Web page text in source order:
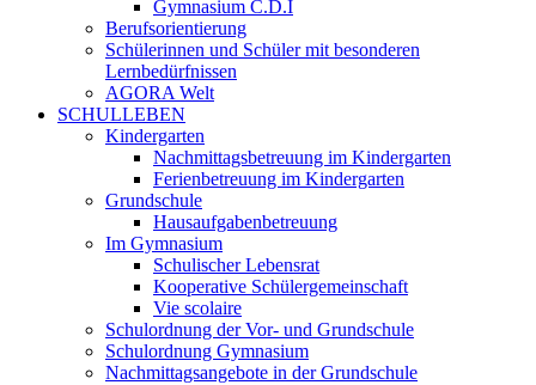
Gymnasium C.D.I
Berufsorientierung
Schülerinnen und Schüler mit besonderen
Lernbedürfnissen
AGORA Welt
SCHULLEBEN
Kindergarten
Nachmittagsbetreuung im Kindergarten
Ferienbetreuung im Kindergarten
Grundschule
Hausaufgabenbetreuung
Im Gymnasium
Schulischer Lebensrat
Kooperative Schülergemeinschaft
Vie scolaire
Schulordnung der Vor- und Grundschule
Schulordnung Gymnasium
Nachmittagsangebote in der Grundschule